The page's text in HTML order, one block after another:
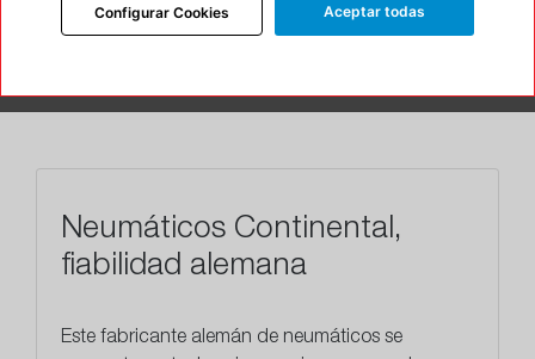
DESCRIPCIÓN
Neumáticos Continental,
fiabilidad alemana
Este fabricante alemán de neumáticos se
Configurar Cookies Aceptar todas